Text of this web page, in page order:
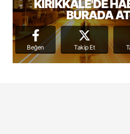
KIRIKKALE'DE
BURADA
Beğen Takip Et